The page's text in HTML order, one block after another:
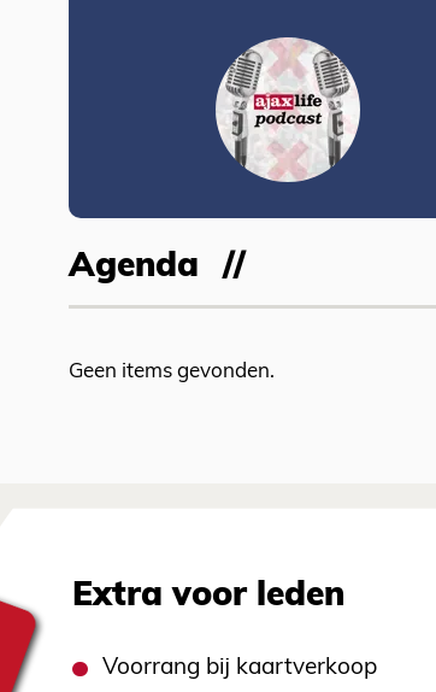
Agenda
Geen items gevonden.
Extra voor leden
Voorrang bij kaartverkoop